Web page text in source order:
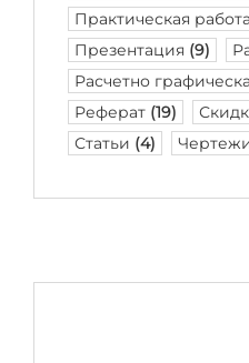
Практическая работа
Презентация (9)
Расчетно
Реферат (19)
Статьи (4)